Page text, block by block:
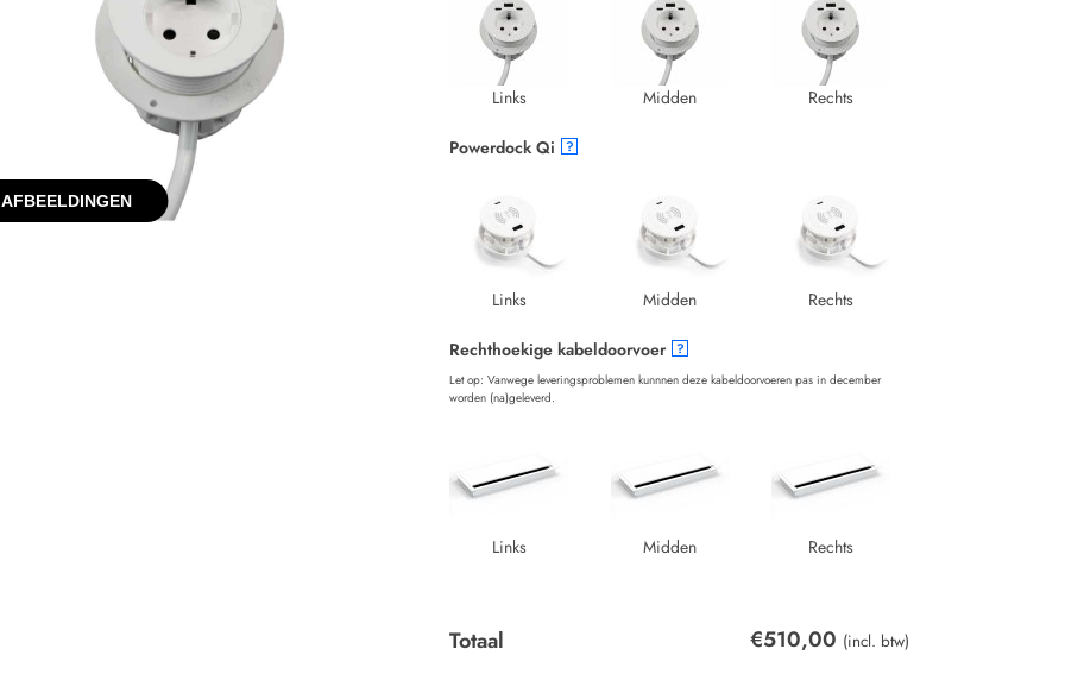
Links Midden Rechts
Powerdock Qi ?
Links Midden Rechts
Rechthoekige kabeldoorvoer ?
Let op: Vanwege leveringsproblemen kunnnen deze kabeldoorvoeren pas in december
worden (na)geleverd.
Links Midden Rechts
Totaal €510,00 (incl. btw)